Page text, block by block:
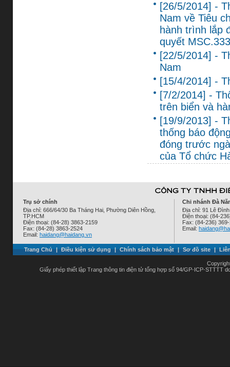
[26/5/2014] -
Nam về Tiêu
hành trình lắp
quyết
[22/5/2014] -
Nam
[15/4/2014] -
[7/2/2014] -
trên biển và
[19/9/2013] -
thống báo
đóng trước
của Tổ chức
Trụ sở chính
Địa chỉ: 666/64/30 Ba Tháng Hai, Phường Diên Hồng,
TP.HCM
Điện thoại: (84-28) 3863-2159
Fax: (84-28) 3863-2524
Email: haidang@haidang.vn
Chi nhánh Đà
Địa chỉ: 91 Lê
Điện thoại: (84-
Fax: (84-236)
Email:
Trang Chủ | Điều kiện sử dụng | Chính sách bảo mật | Sơ đồ site |
Giấy phép thiết lập Trang thông tin điện tử tổng hợp số 94/GP-ICP-STTTT